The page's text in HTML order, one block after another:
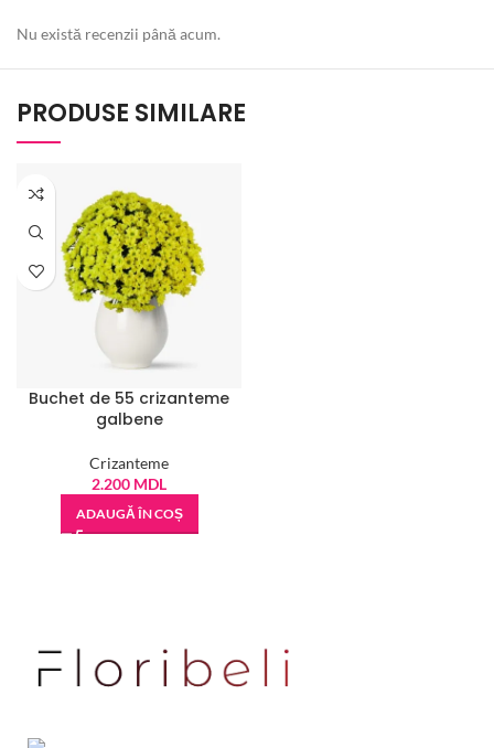
Nu există recenzii până acum.
PRODUSE SIMILARE
Buchet de 55 crizanteme
galbene
Crizanteme
2.200 MDL
ADAUGĂ ÎN COȘ